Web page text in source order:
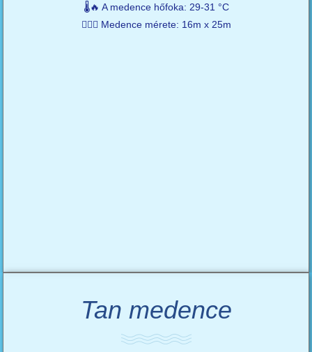
🌡️🔥 A medence hőfoka: 29-31 °C
🏊‍♂️🥒 Medence mérete: 16m x 25m
Tan medence